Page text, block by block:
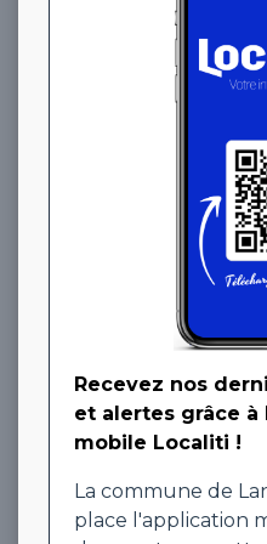
Recevez nos
et alertes grâce à
mobile Localiti !
La commune de
place l'application